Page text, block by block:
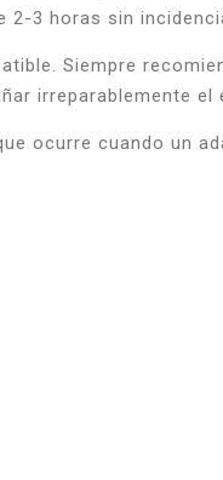
2-3 horas sin
Siempre
irreparablemente el
ocurre cuando un